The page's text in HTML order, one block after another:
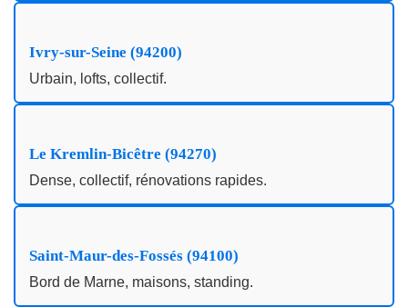
Ivry-sur-Seine (94200)
Urbain, lofts, collectif.
Le Kremlin-Bicêtre (94270)
Dense, collectif, rénovations rapides.
Saint-Maur-des-Fossés (94100)
Bord de Marne, maisons, standing.